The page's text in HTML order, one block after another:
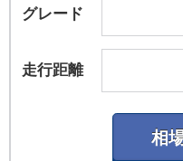
グレード
走行距離